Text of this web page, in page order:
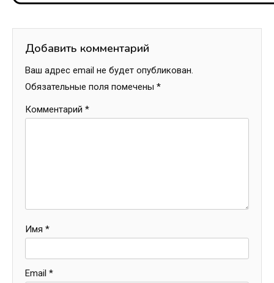
Добавить комментарий
Ваш адрес email не будет опубликован.
Обязательные поля помечены *
Комментарий *
Имя *
Email *